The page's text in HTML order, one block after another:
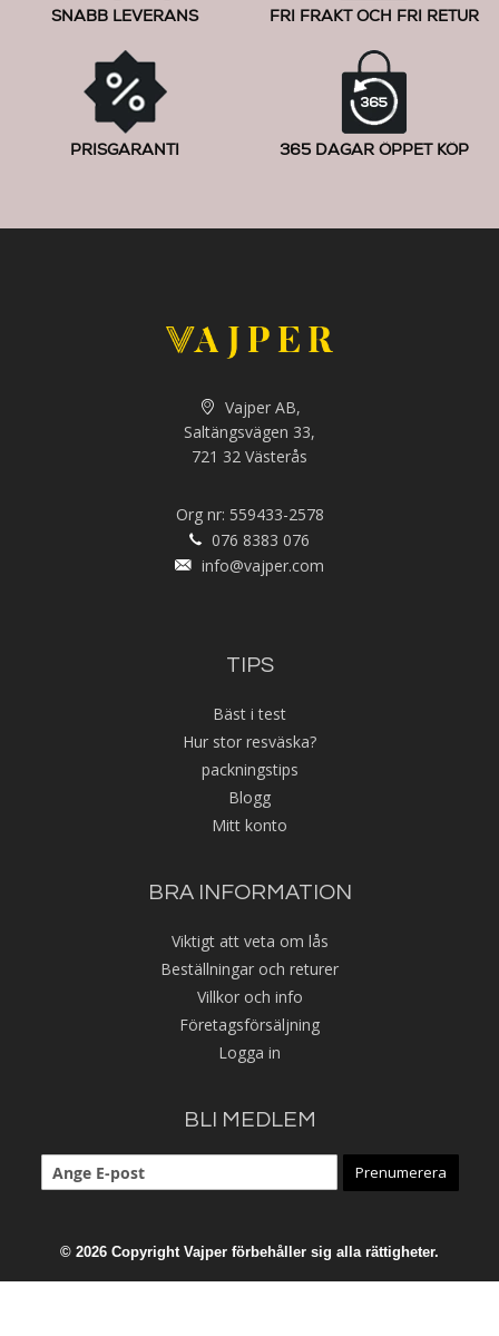
SNABB LEVERANS FRI FRAKT OCH FRI RETUR
PRISGARANTI 365 DAGAR ÖPPET KÖP
Vajper AB,
Saltängsvägen 33,
721 32 Västerås
Org nr: 559433-2578
076 8383 076
info@vajper.com
TIPS
Bäst i test
Hur stor resväska?
packningstips
Blogg
Mitt konto
BRA INFORMATION
Viktigt att veta om lås
Beställningar och returer
Villkor och info
Företagsförsäljning
Logga in
BLI MEDLEM
Prenumerera
© 2026 Copyright Vajper förbehåller sig alla rättigheter.